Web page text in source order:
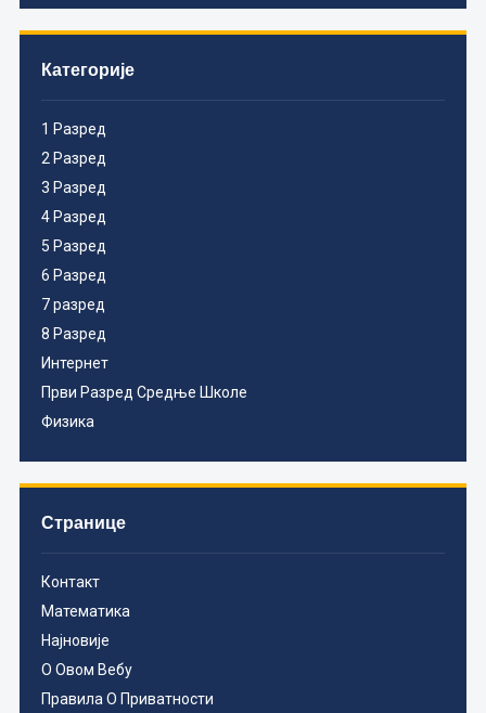
Категорије
1 Разред
2 Разред
3 Разред
4 Разред
5 Разред
6 Разред
7 разред
8 Разред
Интернет
Први Разред Средње Школе
Физика
Странице
Контакт
Математика
Најновије
О Овом Вебу
Правила О Приватности